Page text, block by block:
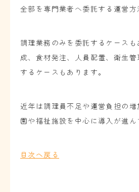
全部を専門業者へ委託する運営方
調理業務のみを委託するケース
成、食材発注、人員配置、衛生
するケースもあります。
近年は調理員不足や運営負担の
園や福祉施設を中心に導入が進ん
目次へ戻る